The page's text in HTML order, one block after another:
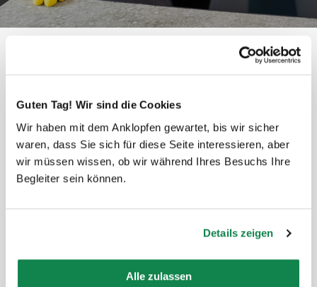
Guten Tag! Wir sind die Cookies
Wir haben mit dem Anklopfen gewartet, bis wir sicher
waren, dass Sie sich für diese Seite interessieren, aber
wir müssen wissen, ob wir während Ihres Besuchs Ihre
Begleiter sein können.
Details zeigen
Alle zulassen
Grazie mille! Avete fatto ritornare il mio chalet